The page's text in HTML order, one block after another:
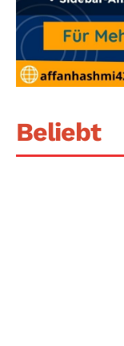
Beliebt